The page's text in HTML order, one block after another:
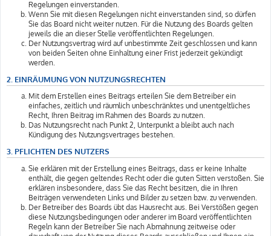
Regelungen einverstanden.
Wenn Sie mit diesen Regelungen nicht einverstanden sind, so dürfen
Sie das Board nicht weiter nutzen. Für die Nutzung des Boards gelten
jeweils die an dieser Stelle veröffentlichten Regelungen.
Der Nutzungsvertrag wird auf unbestimmte Zeit geschlossen und kann
von beiden Seiten ohne Einhaltung einer Frist jederzeit gekündigt
werden.
2. EINRÄUMUNG VON NUTZUNGSRECHTEN
Mit dem Erstellen eines Beitrags erteilen Sie dem Betreiber ein
einfaches, zeitlich und räumlich unbeschränktes und unentgeltliches
Recht, Ihren Beitrag im Rahmen des Boards zu nutzen.
Das Nutzungsrecht nach Punkt 2, Unterpunkt a bleibt auch nach
Kündigung des Nutzungsvertrages bestehen.
3. PFLICHTEN DES NUTZERS
Sie erklären mit der Erstellung eines Beitrags, dass er keine Inhalte
enthält, die gegen geltendes Recht oder die guten Sitten verstoßen. Sie
erklären insbesondere, dass Sie das Recht besitzen, die in Ihren
Beiträgen verwendeten Links und Bilder zu setzen bzw. zu verwenden.
Der Betreiber des Boards übt das Hausrecht aus. Bei Verstößen gegen
diese Nutzungsbedingungen oder anderer im Board veröffentlichten
Regeln kann der Betreiber Sie nach Abmahnung zeitweise oder